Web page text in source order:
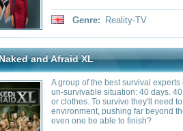
ein U-Boot besitzen? Suchen Sie einen
Jungs von "Morlock Motors" die beste
kann alles beschaffen. Auf dem
Westerwald stehen bereits Hunderte
aus aller Herren Länder, vom
Oshkosh Navy 3000 Fire Truck. Diese
die Motor- und Mechanik-Experten
Suche nach ausrangierten
die alle liebevoll restauriert werden
IMDb: 7.8 / 10